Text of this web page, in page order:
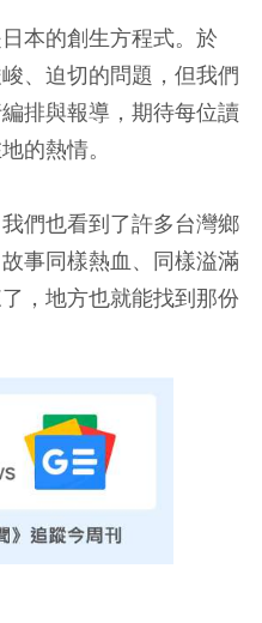
本的創生方程式。於
、迫切的問題，但我們
排與報導，期待每位讀
的熱情。
們也看到了許多台灣鄉
事同樣熱血、同樣溢滿
，地方也就能找到那份